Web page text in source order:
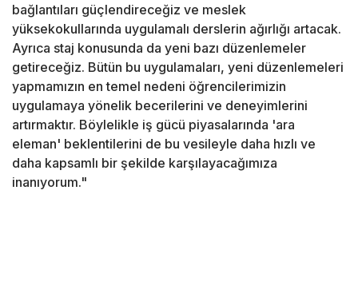
bağlantıları güçlendireceğiz ve meslek
yüksekokullarında uygulamalı derslerin ağırlığı artacak.
Ayrıca staj konusunda da yeni bazı düzenlemeler
getireceğiz. Bütün bu uygulamaları, yeni düzenlemeleri
yapmamızın en temel nedeni öğrencilerimizin
uygulamaya yönelik becerilerini ve deneyimlerini
artırmaktır. Böylelikle iş gücü piyasalarında 'ara
eleman' beklentilerini de bu vesileyle daha hızlı ve
daha kapsamlı bir şekilde karşılayacağımıza
inanıyorum."